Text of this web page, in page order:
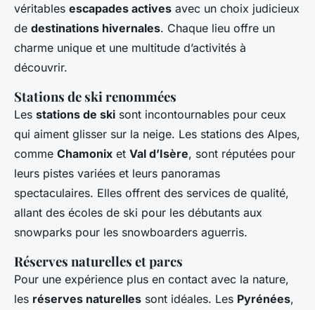
véritables escapades actives avec un choix judicieux
de destinations hivernales. Chaque lieu offre un
charme unique et une multitude d’activités à
découvrir.
Stations de ski renommées
Les stations de ski sont incontournables pour ceux
qui aiment glisser sur la neige. Les stations des Alpes,
comme Chamonix et Val d’Isère, sont réputées pour
leurs pistes variées et leurs panoramas
spectaculaires. Elles offrent des services de qualité,
allant des écoles de ski pour les débutants aux
snowparks pour les snowboarders aguerris.
Réserves naturelles et parcs
Pour une expérience plus en contact avec la nature,
les réserves naturelles sont idéales. Les Pyrénées,